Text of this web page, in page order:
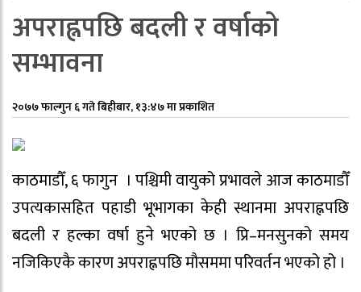
अपराह्नपछि बदली र वर्षाको
सम्भावना
२०७७ फाल्गुन ६ गते बिहीबार, १३:४७ मा प्रकाशित
काठमाडौँ, ६ फागुन । पश्चिमी वायुको प्रभावले आज काठमाडौँ
उपत्यकासहित पहाडी भूभागका केही स्थानमा अपराह्नपछि
बदली र हल्का वर्षा हुने भएको छ । प्रि–मनसुनको समय
नजिकिएकै कारण अपराह्नपछि मौसममा परिवर्तन भएको हो ।